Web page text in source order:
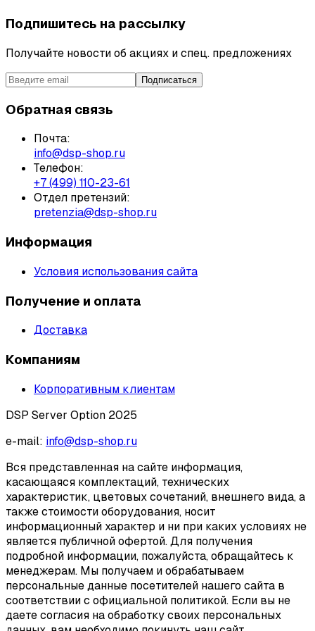
Подпишитесь на рассылку
Получайте новости об акциях и спец. предложениях
Подписаться
Обратная связь
Почта:
info@dsp-shop.ru
Телефон:
+7 (499) 110-23-61
Отдел претензий:
pretenzia@dsp-shop.ru
Информация
Условия использования сайта
Получение и оплата
Доставка
Компаниям
Корпоративным клиентам
DSP Server Option 2025
e-mail: info@dsp-shop.ru
Вся представленная на сайте информация,
касающаяся комплектаций, технических
характеристик, цветовых сочетаний, внешнего вида, а
также стоимости оборудования, носит
информационный характер и ни при каких условиях не
является публичной офертой. Для получения
подробной информации, пожалуйста, обращайтесь к
менеджерам. Мы получаем и обрабатываем
персональные данные посетителей нашего сайта в
соответствии с официальной политикой. Если вы не
даете согласия на обработку своих персональных